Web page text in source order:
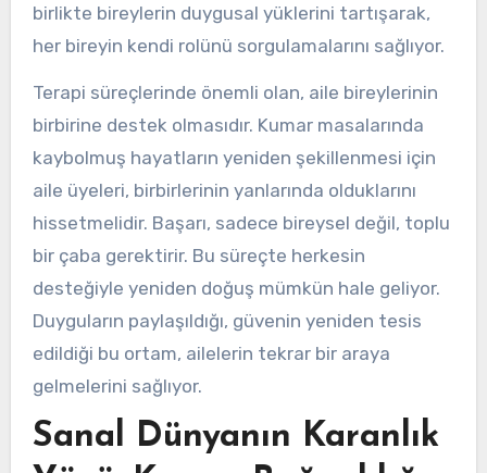
birlikte bireylerin duygusal yüklerini tartışarak,
her bireyin kendi rolünü sorgulamalarını sağlıyor.
Terapi süreçlerinde önemli olan, aile bireylerinin
birbirine destek olmasıdır. Kumar masalarında
kaybolmuş hayatların yeniden şekillenmesi için
aile üyeleri, birbirlerinin yanlarında olduklarını
hissetmelidir. Başarı, sadece bireysel değil, toplu
bir çaba gerektirir. Bu süreçte herkesin
desteğiyle yeniden doğuş mümkün hale geliyor.
Duyguların paylaşıldığı, güvenin yeniden tesis
edildiği bu ortam, ailelerin tekrar bir araya
gelmelerini sağlıyor.
Sanal Dünyanın Karanlık